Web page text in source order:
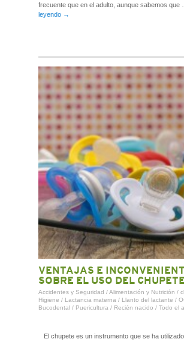
frecuente que en el adulto, aunque sabemos que
leyendo →
VENTAJAS E
SOBRE EL USO DEL CHUPETE
Accidentes y Seguridad /Alimentación y Nutrición /
Higiene / Lactancia materna / Llanto del lactante /
Bucodental / Puericultura / Recién nacido / Todo el
El chupete es un instrumento que se ha